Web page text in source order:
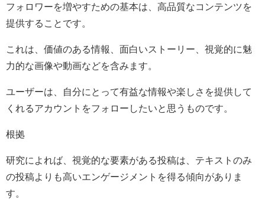
フォロワーを増やすための基本は、高品質なコンテンツを
提供することです。
これは、価値のある情報、面白いストーリー、視覚的に魅
力的な画像や動画などを含みます。
ユーザーは、自分にとって有益な情報や楽しさを提供して
くれるアカウントをフォローしたいと思うものです。
根拠
研究によれば、視覚的な要素がある投稿は、テキストのみ
の投稿よりも高いエンゲージメントを得る傾向がありま
す。